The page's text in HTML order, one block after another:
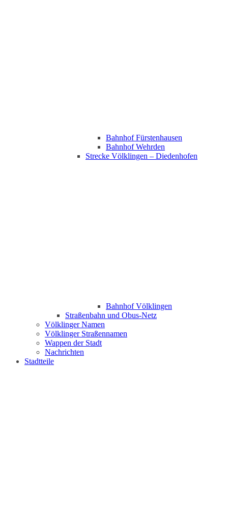
Bahnhof Fürstenhausen
Bahnhof Wehrden
Strecke Völklingen – Diedenhofen
Bahnhof Völklingen
Straßenbahn und Obus-Netz
Völklinger Namen
Völklinger Straßennamen
Wappen der Stadt
Nachrichten
Stadtteile